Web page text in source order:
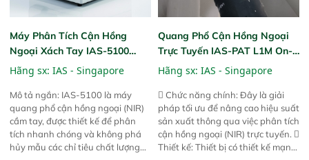
Máy Phân Tích Cận Hồng
Ngoại Xách Tay IAS-5100
(Portable NIR Analyzer)
Hãng sx: IAS - Singapore
Mô tả ngắn: IAS-5100 là máy
quang phổ cận hồng ngoại (NIR)
cầm tay, được thiết kế để phân
tích nhanh chóng và không phá
hủy mẫu các chỉ tiêu chất lượng
Quang Phổ Cận Hồng Ngoại
Trực Tuyến IAS-PAT L1M On-
Line NIR
Hãng sx: IAS - Singapore
 Chức năng chính: Đây là giải
pháp tối ưu để nâng cao hiệu suất
sản xuất thông qua việc phân tích
cận hồng ngoại (NIR) trực tuyến. 
Thiết kế: Thiết bị có thiết kế mạnh